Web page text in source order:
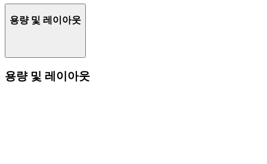
용량 및 레이아웃
용량 및 레이아웃